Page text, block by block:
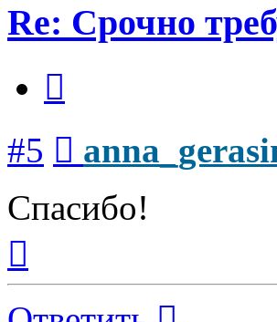
Re: Срочно
#5
Спасибо!
началу